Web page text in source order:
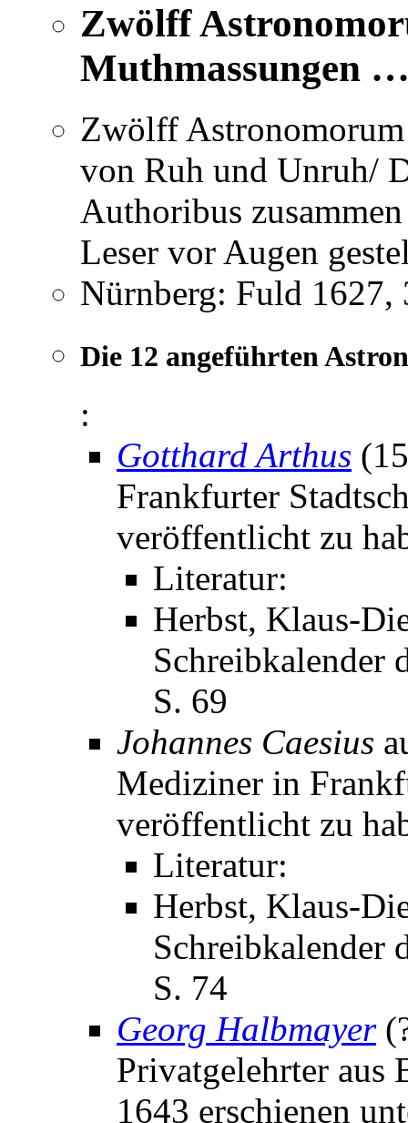
Zwölff
Muthmassungen
Zwölff
von Ruh und Unruh/
Authoribus
Leser vor Augen
Nürnberg: Fuld 1627,
Die 12 angeführten
:
Gotthard Arthus
Frankfurter
veröffentlicht zu
Literatur:
Herbst, Klaus-
Schreibkalender
S. 69
Johannes Caesius
Mediziner in
veröffentlicht zu
Literatur:
Herbst, Klaus-
Schreibkalender
S. 74
Georg Halbmayer
Privatgelehrter aus
1643 erschienen